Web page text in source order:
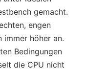
gemacht.
engen
immer höher an.
Bedingungen
die CPU nicht